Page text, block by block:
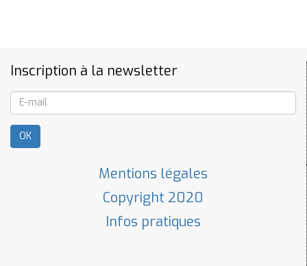
Inscription à la newsletter
OK
Mentions légales
Copyright 2020
Infos pratiques